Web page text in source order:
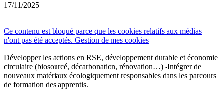
17/11/2025
Ce contenu est bloqué parce que les cookies relatifs aux médias
n'ont pas été acceptés. Gestion de mes cookies
Développer les actions en RSE, développement durable et économie
circulaire (biosourcé, décarbonation, rénovation…) -Intégrer de
nouveaux matériaux écologiquement responsables dans les parcours
de formation des apprentis.